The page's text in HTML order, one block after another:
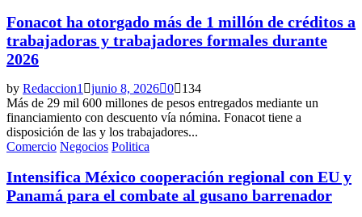
Fonacot ha otorgado más de 1 millón de créditos a
trabajadoras y trabajadores formales durante
2026
by Redaccion1 junio 8, 2026 0
134
Más de 29 mil 600 millones de pesos entregados mediante un
financiamiento con descuento vía nómina. Fonacot tiene a
disposición de las y los trabajadores...
Comercio Negocios Politica
Intensifica México cooperación regional con EU y
Panamá para el combate al gusano barrenador